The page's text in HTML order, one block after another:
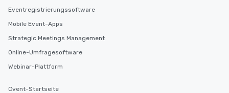
Eventregistrierungssoftware
Mobile Event-Apps
Strategic Meetings Management
Online-Umfragesoftware
Webinar-Plattform
Cvent-Startseite